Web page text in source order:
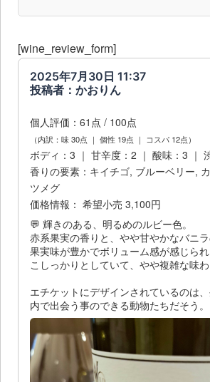
[wine_review_form]
2025年7月30日 11:37
投稿者：かおりん
個人評価：61点 / 100点
（内訳：味 30点 ｜ 個性 19点 ｜ コスパ 12点）
ボディ：3 ｜ 甘辛度：2 ｜ 酸味：3 ｜
香りの要素：キイチゴ, ブルーベリー,
ツメグ
価格情報： 希望小売 3,100円
💬 輝きのある、明るめのルビー色。
赤系果実の香りと、やや甘やかなバニラ
果実味が豊かでボリューム感が感じら
こしっかりとしていて、やや複雑な味わ
エチケットにデザインされているのは
内で出会う事のできる動物たちだそう。